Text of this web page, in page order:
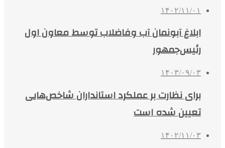
۱۴۰۲/۱۱/۰۱
ابلاغ آبونمان آب وفاضلاب توسط معاون اول
رئیس‌جمهور
۱۴۰۳/۰۹/۰۳
برای نظارت بر عملکرد استانداران شاخص‌هایی
تعیین شده است
۱۴۰۲/۱۱/۰۳